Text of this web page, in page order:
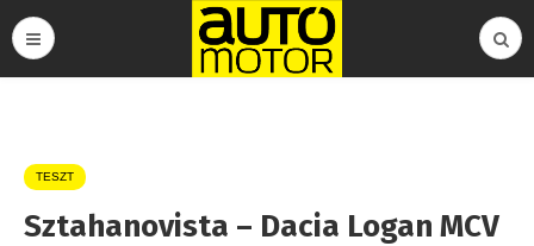
TESZT
Sztahanovista – Dacia Logan MCV